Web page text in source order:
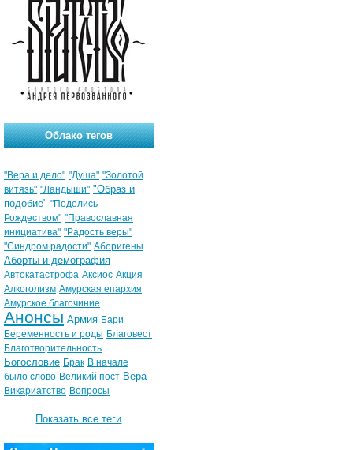
Облако тегов
"Вера и дело" "Душа" "Золотой
витязь" "Ландыши" "Образ и
подобие" "Поделись
Рождеством" "Православная
инициатива" "Радость веры"
"Синдром радости" Аборигены
Аборты и демография
Автокатастрофа Аксиос Акция
Алкоголизм Амурская епархия
Амурское благочиние
Анонсы Армия Бари
Беременность и роды Благовест
Благотворительность
Богословие Брак В начале
было слово Великий пост Вера
Викариатство Вопросы
Показать все теги